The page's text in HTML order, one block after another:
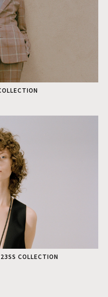
COLLECTION